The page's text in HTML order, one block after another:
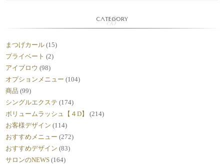
CATEGORY
まつげカール (15)
プライベート (2)
アイブロウ (98)
オプションメニュー (104)
商品 (99)
シングルエクステ (174)
ボリュームラッシュ【４D】
(214)
お客様デザイン (114)
おすすめメニュー (272)
おすすめデザイン (83)
サロンのNEWS (164)